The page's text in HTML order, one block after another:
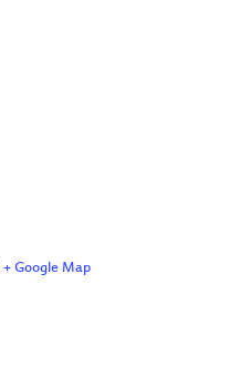
+ Google Map